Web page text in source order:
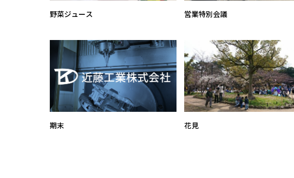
野菜ジュース 営業特別会議
期末 花見